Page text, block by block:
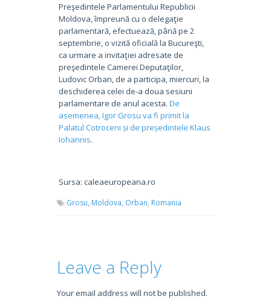
Preşedintele Parlamentului Republicii
Moldova, împreună cu o delegaţie
parlamentară, efectuează, până pe 2
septembrie, o vizită oficială la Bucureşti,
ca urmare a invitaţiei adresate de
preşedintele Camerei Deputaţilor,
Ludovic Orban, de a participa, miercuri, la
deschiderea celei de-a doua sesiuni
parlamentare de anul acesta. De
asemenea, Igor Grosu va fi primit la
Palatul Cotroceni și de președintele Klaus
Iohannis.
Sursa: caleaeuropeana.ro
Grosu, Moldova, Orban, Romania
Leave a Reply
Your email address will not be published.